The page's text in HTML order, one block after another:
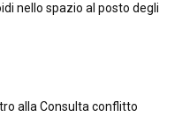
nello spazio al posto degli
alla Consulta conflitto